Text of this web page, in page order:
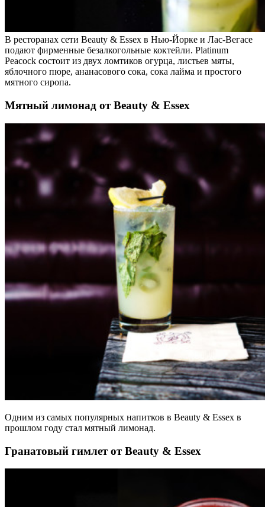
В ресторанах сети Beauty & Essex в Нью-Йорке и Лас-Вегасе
подают фирменные безалкогольные коктейли. Platinum
Peacock состоит из двух ломтиков огурца, листьев мяты,
яблочного пюре, ананасового сока, сока лайма и простого
мятного сиропа.
Мятный лимонад от Beauty & Essex
Одним из самых популярных напитков в Beauty & Essex в
прошлом году стал мятный лимонад.
Гранатовый гимлет от Beauty & Essex